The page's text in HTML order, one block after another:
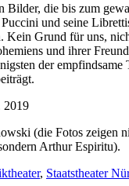
Bilder, die bis zum
und seine
Kein Grund für uns,
und ihrer
der empfindsame
2019
(die Fotos zeigen
Arthur Espiritu).
, Staatstheater